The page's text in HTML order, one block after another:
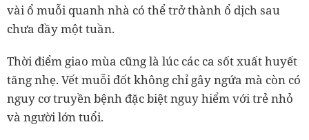
vài ổ muỗi quanh nhà có thể trở thành ổ dịch sau
chưa đầy một tuần.
Thời điểm giao mùa cũng là lúc các ca sốt xuất huyết
tăng nhẹ. Vết muỗi đốt không chỉ gây ngứa mà còn có
nguy cơ truyền bệnh đặc biệt nguy hiểm với trẻ nhỏ
và người lớn tuổi.